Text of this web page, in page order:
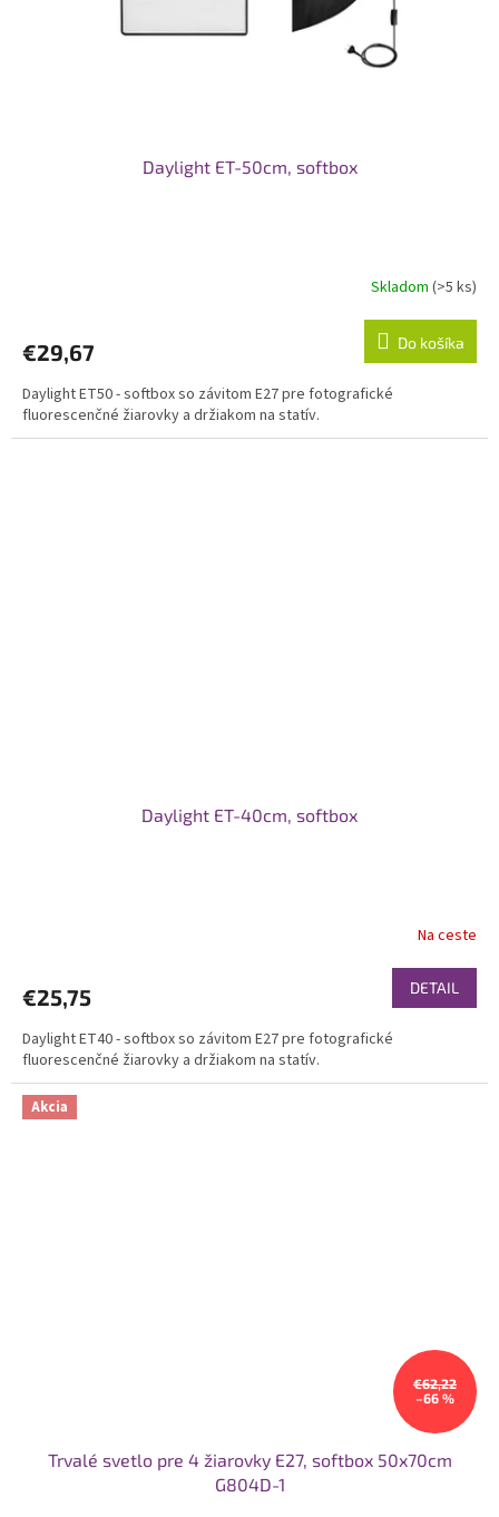
Daylight ET-50cm, softbox
Skladom (>5 ks)
€29,67 Do košíka
Daylight ET50 - softbox so závitom E27 pre fotografické
fluorescenčné žiarovky a držiakom na statív.
Daylight ET-40cm, softbox
Na ceste
€25,75 DETAIL
Daylight ET40 - softbox so závitom E27 pre fotografické
fluorescenčné žiarovky a držiakom na statív.
Akcia
€62,22
–66 %
Trvalé svetlo pre 4 žiarovky E27, softbox 50x70cm
G804D-1